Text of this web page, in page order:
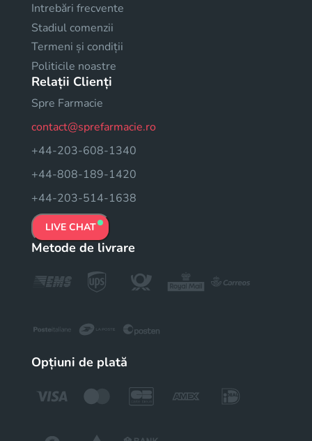
Intrebări frecvente
Stadiul comenzii
Termeni și condiții
Politicile noastre
Relații Clienți
Spre Farmacie
contact@sprefarmacie.ro
+44-203-608-1340
+44-808-189-1420
+44-203-514-1638
LIVE CHAT
Metode de livrare
Opțiuni de plată